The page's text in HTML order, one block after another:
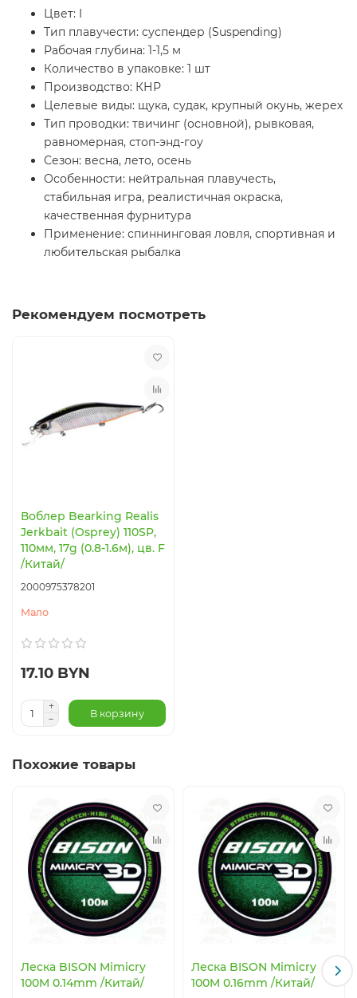
Цвет: I
Тип плавучести: суспендер (Suspending)
Рабочая глубина: 1-1,5 м
Количество в упаковке: 1 шт
Производство: КНР
Целевые виды: щука, судак, крупный окунь, жерех
Тип проводки: твичинг (основной), рывковая,
равномерная, стоп-энд-гоу
Сезон: весна, лето, осень
Особенности: нейтральная плавучесть,
стабильная игра, реалистичная окраска,
качественная фурнитура
Применение: спиннинговая ловля, спортивная и
любительская рыбалка
Рекомендуем посмотреть
Воблер Bearking Realis
Jerkbait (Osprey) 110SP,
110мм, 17g (0.8-1.6м), цв. F
/Китай/
2000975378201
Мало
17.10 BYN
В корзину
Похожие товары
Леска BISON Mimicry
100M 0.14mm /Китай/
Леска BISON Mimicry
100M 0.16mm /Китай/